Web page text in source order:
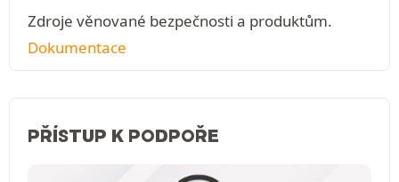
Zdroje věnované bezpečnosti a produktům.
Dokumentace
PŘÍSTUP K PODPOŘE